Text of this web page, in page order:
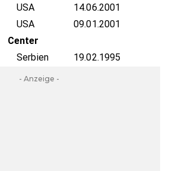
USA
14.06.2001
USA
09.01.2001
Center
Serbien 19.02.1995
- Anzeige -